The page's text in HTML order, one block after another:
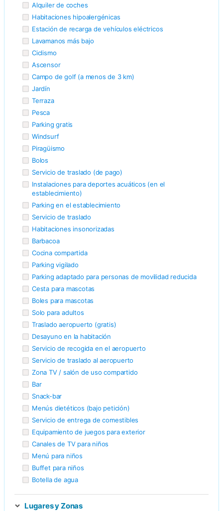
Alquiler de coches
Habitaciones hipoalergénicas
Estación de recarga de vehículos eléctricos
Lavamanos más bajo
Ciclismo
Ascensor
Campo de golf (a menos de 3 km)
Jardín
Terraza
Pesca
Parking gratis
Windsurf
Piragüismo
Bolos
Servicio de traslado (de pago)
Instalaciones para deportes acuáticos (en el
establecimiento)
Parking en el establecimiento
Servicio de traslado
Habitaciones insonorizadas
Barbacoa
Cocina compartida
Parking vigilado
Parking adaptado para personas de movilidad reducida
Cesta para mascotas
Boles para mascotas
Solo para adultos
Traslado aeropuerto (gratis)
Desayuno en la habitación
Servicio de recogida en el aeropuerto
Servicio de traslado al aeropuerto
Zona TV / salón de uso compartido
Bar
Snack-bar
Menús dietéticos (bajo petición)
Servicio de entrega de comestibles
Equipamiento de juegos para exterior
Canales de TV para niños
Menú para niños
Buffet para niños
Botella de agua
Lugares y Zonas